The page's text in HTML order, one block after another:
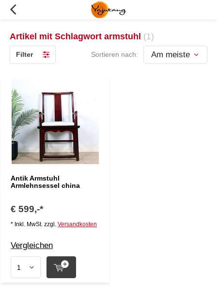
Artikel mit Schlagwort armstuhl (1)
Filter Sortieren nach:
Antik Armstuhl
Armlehnsessel china
€ 599,-*
* Inkl. MwSt. zzgl. Versandkosten
Vergleichen